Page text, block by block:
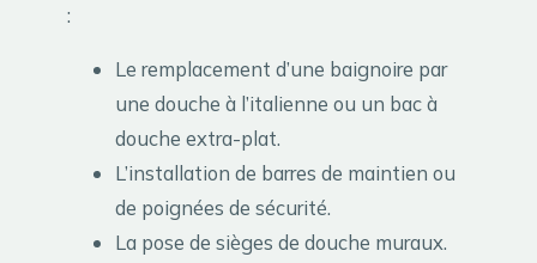
:
Le remplacement d’une baignoire par
une douche à l’italienne ou un bac à
douche extra-plat.
L’installation de barres de maintien ou
de poignées de sécurité.
La pose de sièges de douche muraux.